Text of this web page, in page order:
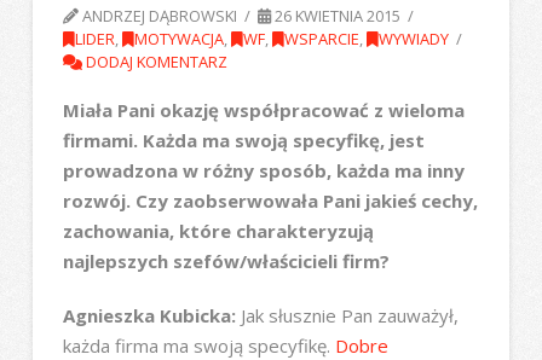
ANDRZEJ DĄBROWSKI
26 KWIETNIA 2015
LIDER, MOTYWACJA, WF, WSPARCIE,
WYWIADY
DODAJ KOMENTARZ
Miała Pani okazję współpracować z wieloma
firmami. Każda ma swoją specyfikę, jest
prowadzona w różny sposób, każda ma inny
rozwój. Czy zaobserwowała Pani jakieś cechy,
zachowania, które charakteryzują
najlepszych szefów/właścicieli firm?
Agnieszka Kubicka: Jak słusznie Pan zauważył,
każda firma ma swoją specyfikę. Dobre